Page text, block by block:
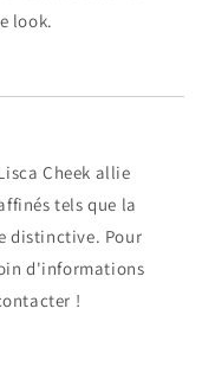
look.
Cheek allie
tels que la
distinctive. Pour
d'informations
!